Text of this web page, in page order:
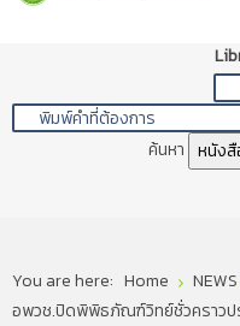
ค้นหา หนังสื
You are here: Home
NEWS
อพวช.ปิดพิพิธภัณฑ์วิทย์ชั่วคราวป